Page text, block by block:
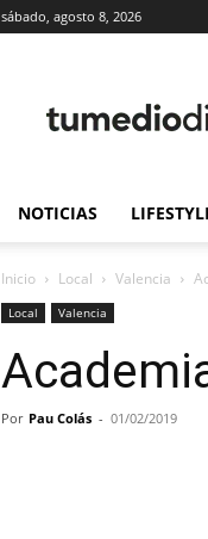
sábado, agosto 8, 2026
NOTICIAS
Inicio Local Valencia
Local Valencia
Por Pau Colás - 01/02/2019